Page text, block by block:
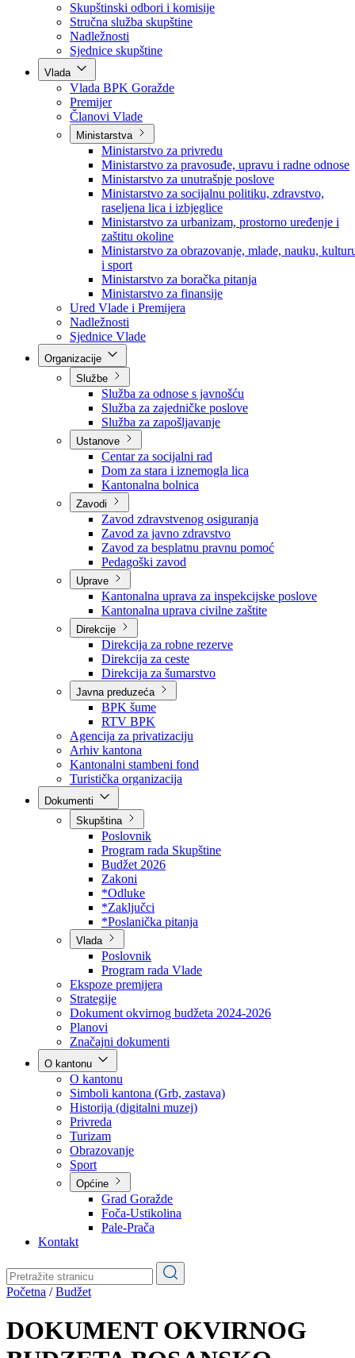
Poslanici po strankama
Poslanici po klubovima naroda
Kolegij skupštine
Skupštinski odbori i komisije
Stručna služba skupštine
Nadležnosti
Sjednice skupštine
Vlada
Vlada BPK Goražde
Premijer
Članovi Vlade
Ministarstva
Ministarstvo za privredu
Ministarstvo za pravosuđe, upravu i radne odnose
Ministarstvo za unutrašnje poslove
Ministarstvo za socijalnu politiku, zdravstvo,
raseljena lica i izbjeglice
Ministarstvo za urbanizam, prostorno uređenje i
zaštitu okoline
Ministarstvo za obrazovanje, mlade, nauku,
i sport
Ministarstvo za boračka pitanja
Ministarstvo za finansije
Ured Vlade i Premijera
Nadležnosti
Sjednice Vlade
Službe
Služba za odnose s javnošću
Služba za zajedničke poslove
Služba za zapošljavanje
Ustanove
Centar za socijalni rad
Dom za stara i iznemogla lica
Kantonalna bolnica
Zavodi
Zavod zdravstvenog osiguranja
Zavod za javno zdravstvo
Zavod za besplatnu pravnu pomoć
Pedagoški zavod
Uprave
Kantonalna uprava za inspekcijske poslove
Kantonalna uprava civilne zaštite
Direkcije
Direkcija za robne rezerve
Direkcija za ceste
Direkcija za šumarstvo
Javna preduzeća
BPK šume
RTV BPK
Agencija za privatizaciju
Arhiv kantona
Kantonalni stambeni fond
Turistička organizacija
Skupština
Poslovnik
Program rada Skupštine
Budžet 2026
Zakoni
*Odluke
*Zaključci
*Poslanička pitanja
Vlada
Poslovnik
Program rada Vlade
Ekspoze premijera
Strategije
Dokument okvirnog budžeta 2024-2026
Planovi
Značajni dokumenti
O kantonu
O kantonu
Simboli kantona (Grb, zastava)
Historija (digitalni muzej)
Privreda
Turizam
Obrazovanje
Općine
Pale-Prača
Kontakt
Početna/Budžet